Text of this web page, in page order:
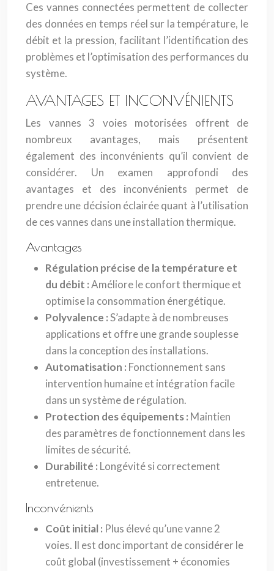
Ces vannes connectées permettent de collecter
des données en temps réel sur la température, le
débit et la pression, facilitant l’identification des
problèmes et l’optimisation des performances du
système.
AVANTAGES ET INCONVÉNIENTS
Les vannes 3 voies motorisées offrent de
nombreux avantages, mais présentent
également des inconvénients qu’il convient de
considérer. Un examen approfondi des
avantages et des inconvénients permet de
prendre une décision éclairée quant à l’utilisation
de ces vannes dans une installation thermique.
Avantages
Régulation précise de la température et
du débit :Améliore le confort thermique et
optimise la consommation énergétique.
Polyvalence :S’adapte à de nombreuses
applications et offre une grande souplesse
dans la conception des installations.
Automatisation : Fonctionnement sans
intervention humaine et intégration facile
dans un système de régulation.
Protection des équipements : Maintien
des paramètres de fonctionnement dans les
limites de sécurité.
Durabilité : Longévité si correctement
entretenue.
Inconvénients
Coût initial : Plus élevé qu’une vanne 2
voies. Il est donc important de considérer le
coût global (investissement + économies